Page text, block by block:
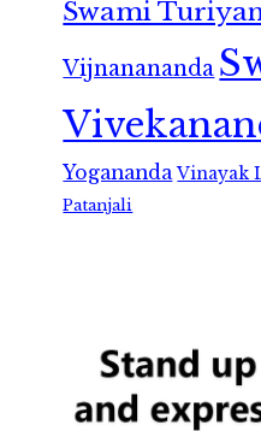
Swami
Vijnanananda
Yogananda Vinayak
Patanjali